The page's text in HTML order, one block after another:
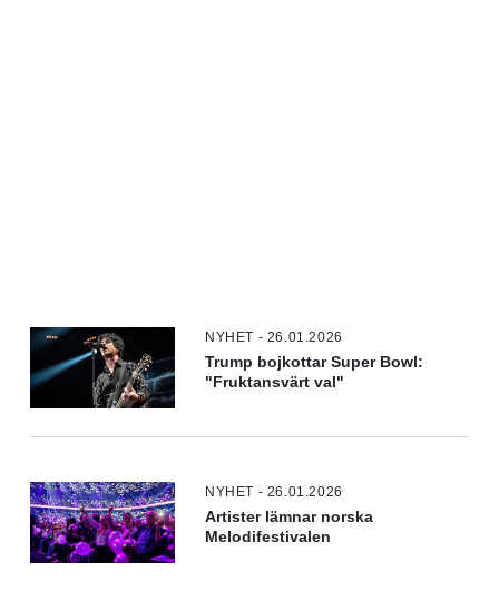
NYHET - 26.01.2026
Trump bojkottar Super Bowl:
"Fruktansvärt val"
NYHET - 26.01.2026
Artister lämnar norska
Melodifestivalen